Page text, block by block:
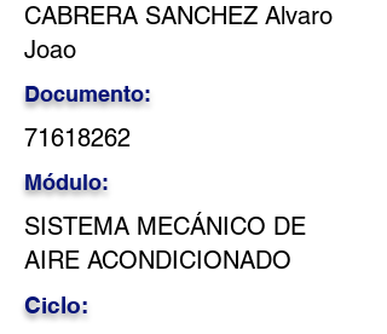
CABRERA SANCHEZ Alvaro
Joao
Documento:
71618262
Módulo:
SISTEMA MECÁNICO DE
AIRE ACONDICIONADO
Ciclo: